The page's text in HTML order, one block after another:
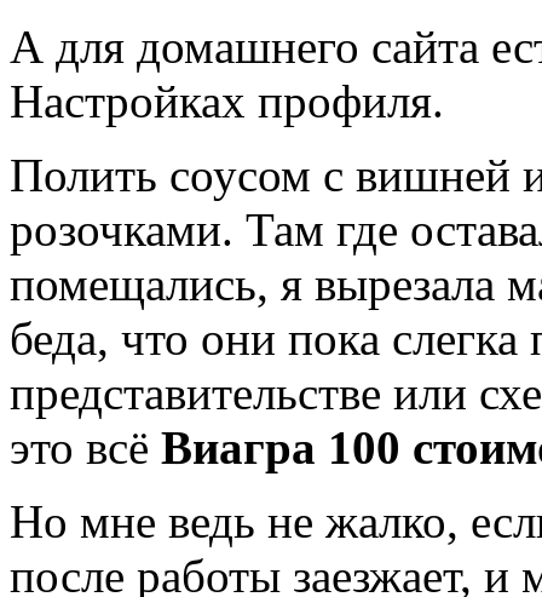
А для домашнего сайта
Настройках профиля.
Полить соусом с вишней
розочками. Там где
помещались, я вырезала
беда, что они пока
представительстве или
это всё Виагра 100
Но мне ведь не жалко,
после работы заезжает, и